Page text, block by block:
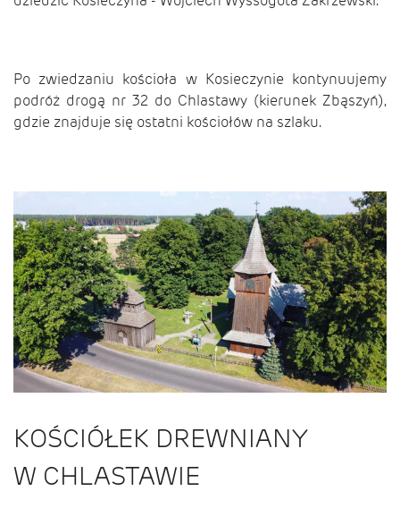
Po zwiedzaniu kościoła w Kosieczynie kontynuujemy
podróż drogą nr 32 do Chlastawy (kierunek Zbąszyń),
gdzie znajduje się ostatni kościołów na szlaku.
KOŚCIÓŁEK DREWNIANY
W CHLASTAWIE